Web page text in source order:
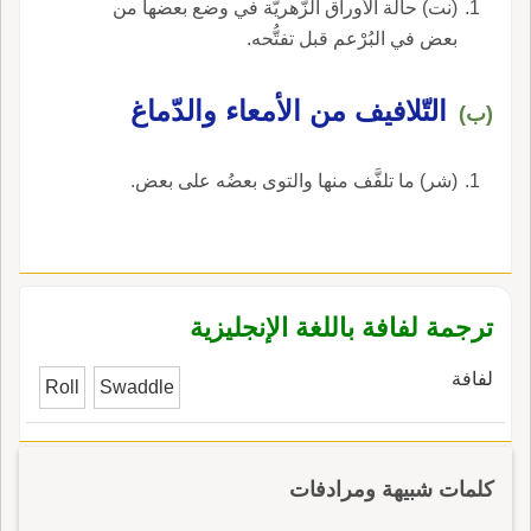
(نت) حالة الأوراق الزَّهريَّة في وضع بعضها من
بعض في البُرْعم قبل تفتُّحه.
(ب) التّلافيف من الأمعاء والدّماغ
(شر) ما تلفَّف منها والتوى بعضُه على بعض.
ترجمة لفافة باللغة الإنجليزية
لفافة Roll Swaddle
كلمات شبيهة ومرادفات